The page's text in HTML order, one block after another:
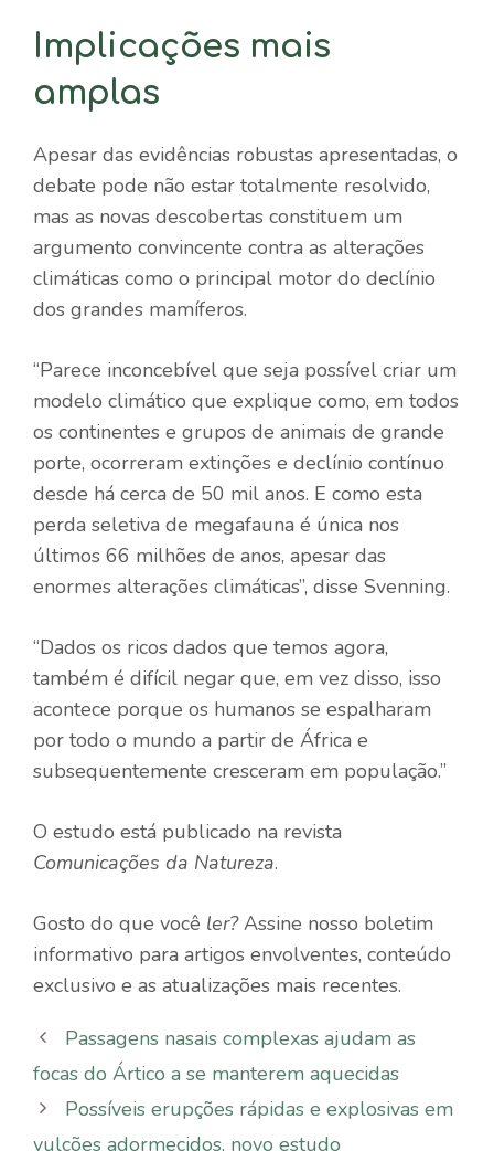
Implicações mais
amplas
Apesar das evidências robustas apresentadas, o
debate pode não estar totalmente resolvido,
mas as novas descobertas constituem um
argumento convincente contra as alterações
climáticas como o principal motor do declínio
dos grandes mamíferos.
“Parece inconcebível que seja possível criar um
modelo climático que explique como, em todos
os continentes e grupos de animais de grande
porte, ocorreram extinções e declínio contínuo
desde há cerca de 50 mil anos. E como esta
perda seletiva de megafauna é única nos
últimos 66 milhões de anos, apesar das
enormes alterações climáticas”, disse Svenning.
“Dados os ricos dados que temos agora,
também é difícil negar que, em vez disso, isso
acontece porque os humanos se espalharam
por todo o mundo a partir de África e
subsequentemente cresceram em população.”
O estudo está publicado na revista
Comunicações da Natureza.
Gosto do que você ler?Assine nosso boletim
informativo para artigos envolventes, conteúdo
exclusivo e as atualizações mais recentes.
Passagens nasais complexas ajudam as
focas do Ártico a se manterem aquecidas
Possíveis erupções rápidas e explosivas em
vulcões adormecidos, novo estudo